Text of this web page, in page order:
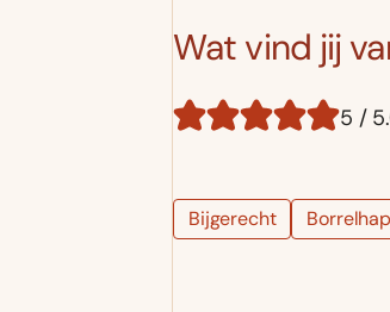
Wat vind jij
5 /
Bijgerecht